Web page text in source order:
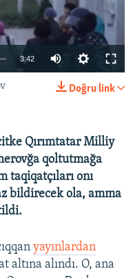
3:42
Doğru link
Qırımtatar Milliy
qoltutmağa
taqiqatçıları onı
bildirecek ola, amma
yayınlardan
alındı. O, ana